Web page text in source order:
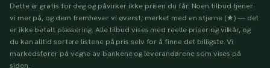
Dette er gratis for deg og påvirker ikke prisen du får. Noen tilbud tjener
vi mer på, og dem fremhever vi øverst, merket med en stjerne (★) — det
er ikke betalt plassering. Alle tilbud vises med reelle priser og vilkår, og
du kan alltid sortere listene på pris selv for å finne det billigste. Vi
markedsfører på vegne av bankene og leverandørene som vises på
siden.